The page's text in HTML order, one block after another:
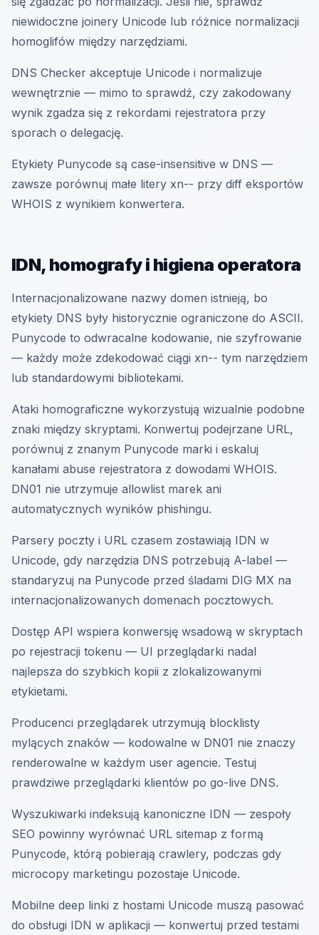
niewidoczne joinery Unicode lub różnice normalizacji
homoglifów między narzędziami.
DNS Checker akceptuje Unicode i normalizuje
wewnętrznie — mimo to sprawdź, czy zakodowany
wynik zgadza się z rekordami rejestratora przy
sporach o delegację.
Etykiety Punycode są case-insensitive w DNS —
zawsze porównuj małe litery xn-- przy diff eksportów
WHOIS z wynikiem konwertera.
IDN, homografy i higiena operatora
Internacjonalizowane nazwy domen istnieją, bo
etykiety DNS były historycznie ograniczone do ASCII.
Punycode to odwracalne kodowanie, nie szyfrowanie
— każdy może zdekodować ciągi xn-- tym narzędziem
lub standardowymi bibliotekami.
Ataki homograficzne wykorzystują wizualnie podobne
znaki między skryptami. Konwertuj podejrzane URL,
porównuj z znanym Punycode marki i eskaluj
kanałami abuse rejestratora z dowodami WHOIS.
DN01 nie utrzymuje allowlist marek ani
automatycznych wyników phishingu.
Parsery poczty i URL czasem zostawiają IDN w
Unicode, gdy narzędzia DNS potrzebują A-label —
standaryzuj na Punycode przed śladami DIG MX na
internacjonalizowanych domenach pocztowych.
Dostęp API wspiera konwersję wsadową w skryptach
po rejestracji tokenu — UI przeglądarki nadal
najlepsza do szybkich kopii z zlokalizowanymi
etykietami.
Producenci przeglądarek utrzymują blocklisty
mylących znaków — kodowalne w DN01 nie znaczy
renderowalne w każdym user agencie. Testuj
prawdziwe przeglądarki klientów po go-live DNS.
Wyszukiwarki indeksują kanoniczne IDN — zespoły
SEO powinny wyrównać URL sitemap z formą
Punycode, którą pobierają crawlery, podczas gdy
microcopy marketingu pozostaje Unicode.
Mobilne deep linki z hostami Unicode muszą pasować
do obsługi IDN w aplikacji — konwertuj przed testami